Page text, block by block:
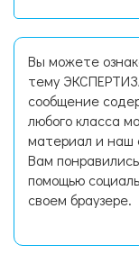
Вы можете
тему
сообщение
любого класса
материал и наш
Вам
помощью
своем браузере.